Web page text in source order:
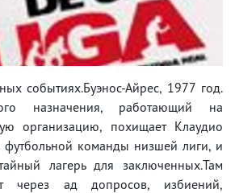
событиях.Буэнос-Айрес, 1977 год.
назначения, работающий на
организацию, похищает Клаудио
футбольной команды низшей лиги, и
лагерь для заключенных.Там
через ад допросов, избиений,